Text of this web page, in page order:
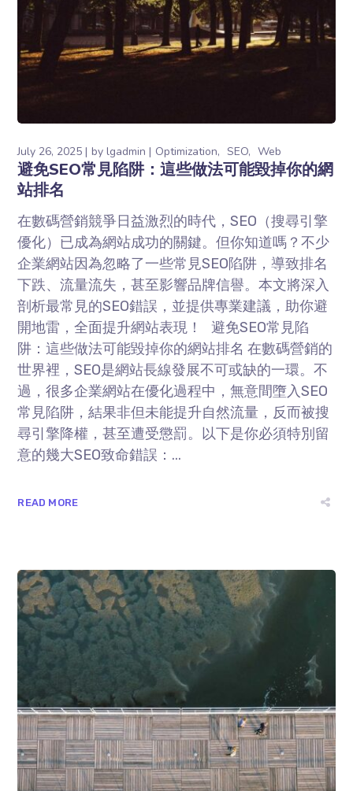
July 26, 2025 bylgadmin Optimization SEO Web
避免SEO常見陷阱：這些做法可能毀掉你的網
站排名
在數碼營銷競爭日益激烈的時代，SEO（搜尋引擎
優化）已成為網站成功的關鍵。但你知道嗎？不少
企業網站因為忽略了一些常見SEO陷阱，導致排名
下跌、流量流失，甚至影響品牌信譽。本文將深入
剖析最常見的SEO錯誤，並提供專業建議，助你避
開地雷，全面提升網站表現！ 避免SEO常見陷
阱：這些做法可能毀掉你的網站排名 在數碼營銷的
世界裡，SEO是網站長線發展不可或缺的一環。不
過，很多企業網站在優化過程中，無意間墮入SEO
常見陷阱，結果非但未能提升自然流量，反而被搜
尋引擎降權，甚至遭受懲罰。以下是你必須特別留
意的幾大SEO致命錯誤：...
READ MORE